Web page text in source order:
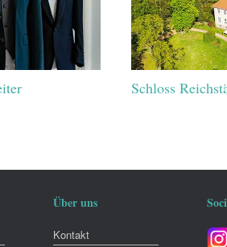
Schloss
Über uns
Kontakt